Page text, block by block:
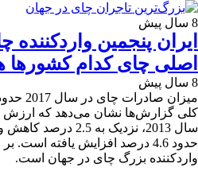
8 سال پیش
ایران پنجمین
اصلی چای کدام کشورها
8 سال پیش
کلی گزارش‌‌ها نشان می‌دهد که ارزش
حدود 4.6 درصد افزایش یافته
واردکننده بزرگ چای در جهان است.